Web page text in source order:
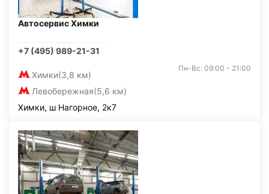
Автосервис Химки
+7 (495) 989-21-31
Химки(3,8 км)
Левобережная(5,6 км)
Пн-Вс: 09:00 - 21:00
Химки, ш Нагорное, 2к7